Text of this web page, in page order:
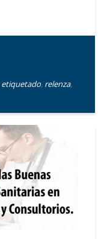
etiquetado, relenza,